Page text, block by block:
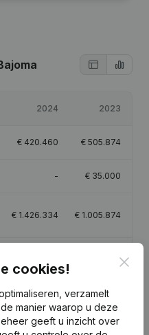
2024 2023
€ 420.460 € 505.874
- € 35.000
€ 1.426.334 € 1.005.874
cookies!
verzamelt
manier waarop u deze
geeft u inzicht over